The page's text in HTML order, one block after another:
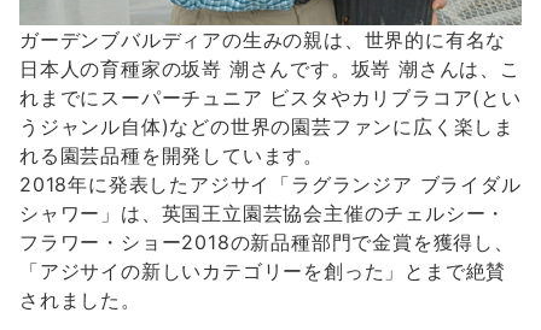
ガーデンブバルディアの生みの親は、世界的に有名な
日本人の育種家の坂嵜 潮さんです。坂嵜 潮さんは、こ
れまでにスーパーチュニア ビスタやカリブラコア(とい
うジャンル自体)などの世界の園芸ファンに広く楽しま
れる園芸品種を開発しています。
2018年に発表したアジサイ「ラグランジア ブライダル
シャワー」は、英国王立園芸協会主催のチェルシー・
フラワー・ショー2018の新品種部門で金賞を獲得し、
「アジサイの新しいカテゴリーを創った」とまで絶賛
されました。